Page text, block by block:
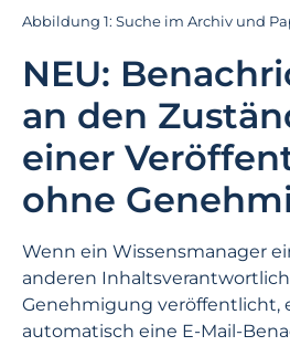
Abbildung 1: Suche im Archiv und
NEU:
an den
einer
ohne
Wenn ein Wissensmanager
anderen
Genehmigung veröffentlicht,
automatisch eine E-Mail-